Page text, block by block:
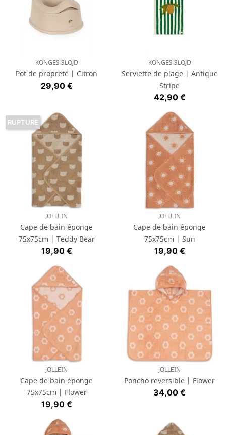
KONGES SLOJD
Pot de propreté | Citron
Prix
29,90 €
KONGES SLOJD
Serviette de plage | Antique
Stripe
Prix
42,90 €
JOLLEIN
Cape de bain éponge
75x75cm | Teddy Bear
Prix
19,90 €
RUPTURE
JOLLEIN
Cape de bain éponge
75x75cm | Sun
Prix
19,90 €
JOLLEIN
Cape de bain éponge
75x75cm | Flower
Prix
19,90 €
JOLLEIN
Poncho reversible | Flower
Prix
34,00 €